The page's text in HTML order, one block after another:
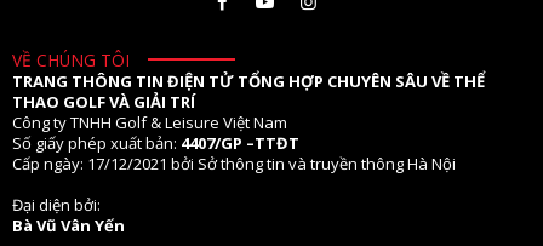
VỀ CHÚNG TÔI
TRANG THÔNG TIN ĐIỆN TỬ TỔNG HỢP CHUYÊN SÂU VỀ THỂ
THAO GOLF VÀ GIẢI TRÍ
Công ty TNHH Golf & Leisure Việt Nam
Số giấy phép xuất bản: 4407/GP –TTĐT
Cấp ngày: 17/12/2021 bởi Sở thông tin và truyền thông Hà Nội
Đại diện bởi:
Bà Vũ Vân Yến